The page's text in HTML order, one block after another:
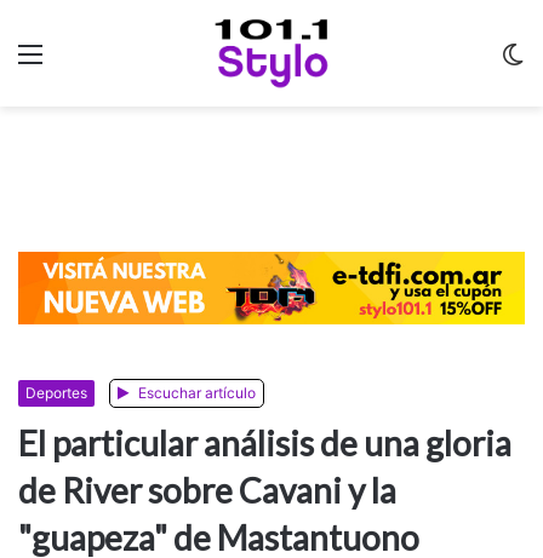
Deportes Escuchar artículo
El particular análisis de una gloria
de River sobre Cavani y la
"guapeza" de Mastantuono